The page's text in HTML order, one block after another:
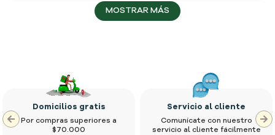
MOSTRAR MÁS
Domicilios gratis
Por compras superiores a
$70.000
Servicio al cliente
Comunícate con nuestro
servicio al cliente fácilmente